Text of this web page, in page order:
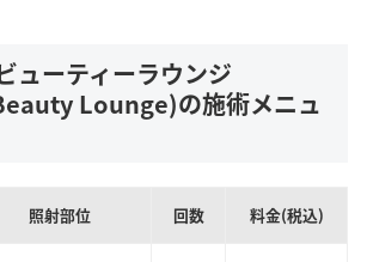
ューティーラウンジ
Lounge)の施術メニュ
照射部位 回数 料金(税込)